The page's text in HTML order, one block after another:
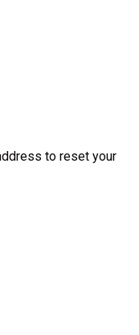
to reset your